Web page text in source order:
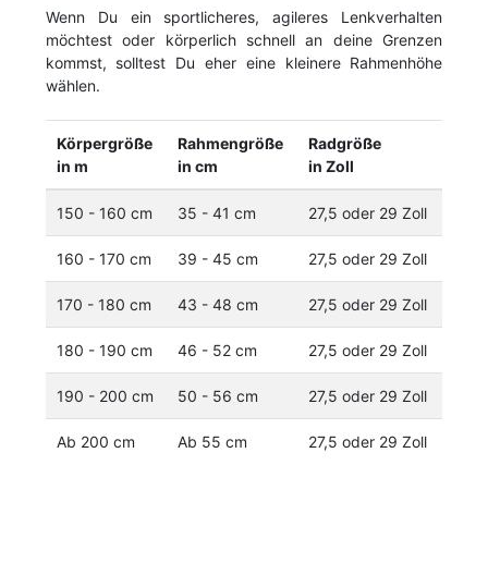
Wenn Du ein sportlicheres, agileres Lenkverhalten
möchtest oder körperlich schnell an deine Grenzen
kommst, solltest Du eher eine kleinere Rahmenhöhe
wählen.
Körpergröße
in m
Rahmengröße
in cm
Radgröße
in Zoll
150 - 160 cm 35 - 41 cm 27,5 oder 29 Zoll
160 - 170 cm 39 - 45 cm 27,5 oder 29 Zoll
170 - 180 cm 43 - 48 cm 27,5 oder 29 Zoll
180 - 190 cm 46 - 52 cm 27,5 oder 29 Zoll
190 - 200 cm 50 - 56 cm 27,5 oder 29 Zoll
Ab 200 cm Ab 55 cm 27,5 oder 29 Zoll